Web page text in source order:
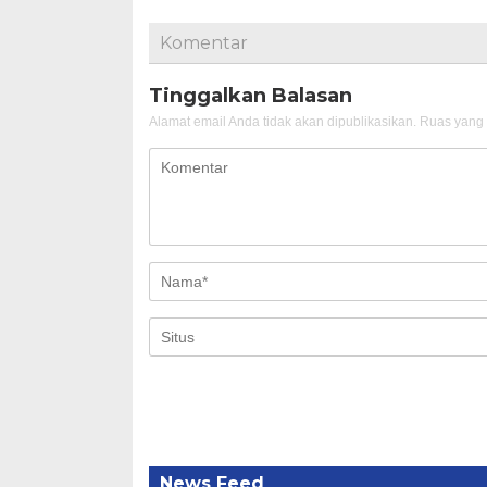
Komentar
Tinggalkan Balasan
Alamat email Anda tidak akan dipublikasikan. Ruas